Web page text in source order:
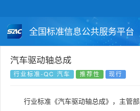
全国标准信息公共服务平台
国家标准
国外标准 技术委员会
汽车驱动轴总成
行业标准-QC 汽车 推荐性 现行
行业标准《汽车驱动轴总成》，主管